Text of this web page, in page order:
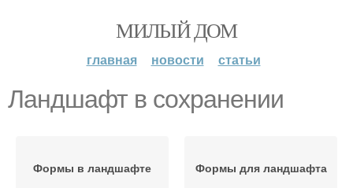
МИЛЫЙ ДОМ
главная новости статьи
Ландшафт в сохранении
Формы в ландшафте Формы для ландшафта